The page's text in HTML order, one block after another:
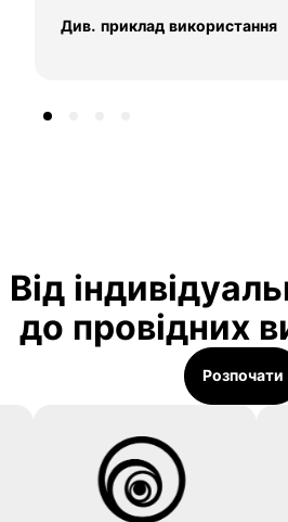
Див. приклад використання
Від
до провідних
Розпочати